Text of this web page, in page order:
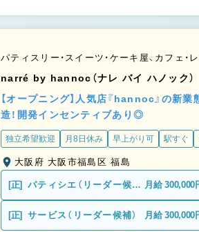
パティスリー・スイーツ・ケーキ屋、カフェ・
narré by hannoc（ナレ バイ ハノック）
【オープニング】人気店『hannoc』の新
造！開発インセンティブあり◎
独立希望歓迎 月8日休み 早上がり可 駅すぐ
大阪府 大阪市福島区 福島
[正]
パティシエ（リーダー候
補）
月給 300,000
[正] サービス（リーダー候補） 月給 300,000